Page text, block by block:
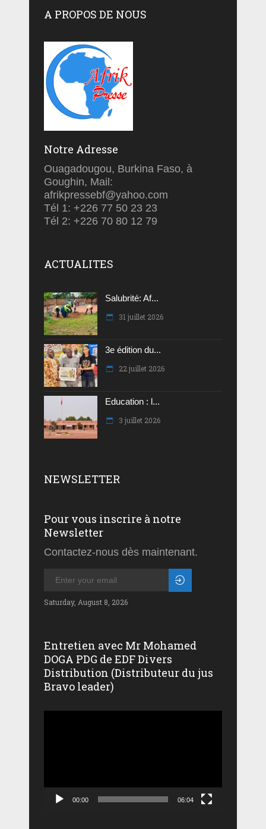
A PROPOS DE NOUS
Notre Adresse
Ouagadougou, Burkina Faso, à
Goughin, Mail:
afrikpressebf@yahoo.com
Tél 1: +226 77 50 23 23
Tél 2: +226 70 80 12 79
ACTUALITES
Salubrité: Af...
31 juillet 2026
3e édition du...
22 juillet 2026
Education : l...
3 juillet 2026
NEWSLETTER
Pour vous inscrire à notre
Newsletter
Contactez-nous dès maintenant.
Saturday, August 8, 2026
Entretien avec Mr Mohamed
DOGA PDG de EDF Divers
Distribution (Distributeur du jus
Bravo leader)
00:00 06:04